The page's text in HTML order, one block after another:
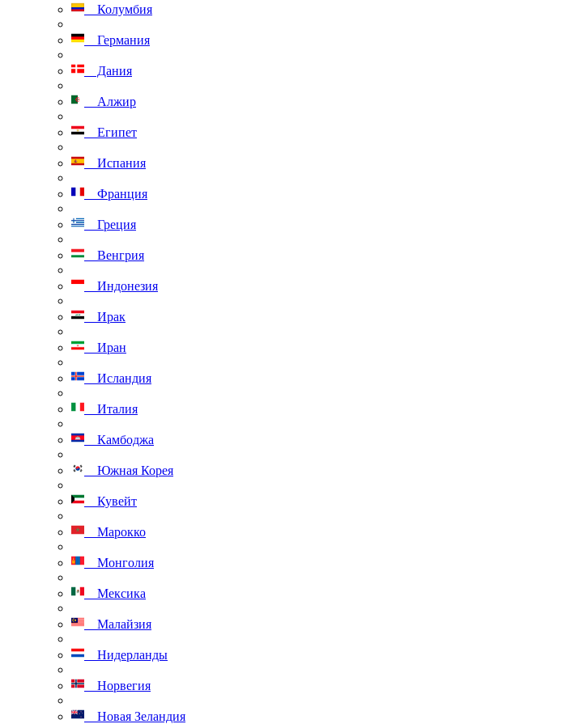
Колумбия
Германия
Дания
Алжир
Египет
Испания
Франция
Греция
Венгрия
Индонезия
Ирак
Иран
Исландия
Италия
Камбоджа
Южная Корея
Кувейт
Марокко
Монголия
Мексика
Малайзия
Нидерланды
Норвегия
Новая Зеландия